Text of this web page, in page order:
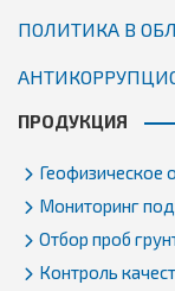
ПОЛИТИКА В
ПРОДУКЦИЯ
Геофизическое
Мониторинг
Отбор проб
Контроль